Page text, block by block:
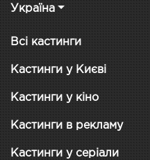
Україна
Всі кастинги
Кастинги у Києві
Кастинги у кіно
Кастинги в рекламу
Кастинги у серіали